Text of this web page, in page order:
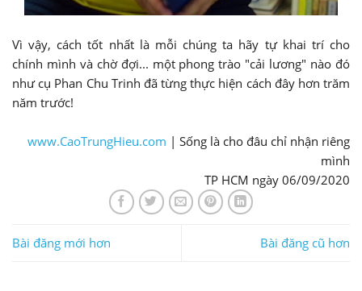
Vì vậy, cách tốt nhất là mỗi chúng ta hãy tự khai trí cho
chính mình và chờ đợi... một phong trào "cải lương" nào đó
như cụ Phan Chu Trinh đã từng thực hiện cách đây hơn trăm
năm trước!
www.CaoTrungHieu.com | Sống là cho đâu chỉ nhận riêng
mình
TP HCM ngày 06/09/2020
Bài đăng mới hơn Bài đăng cũ hơn